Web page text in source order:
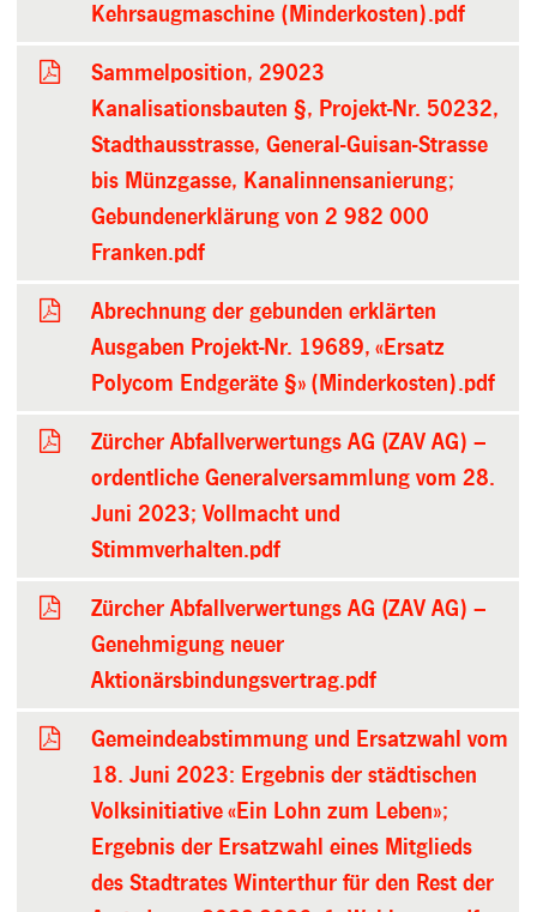
Kehrsaugmaschine (Minderkosten).pdf
Sammelposition, 29023
Kanalisationsbauten §, Projekt-Nr. 50232,
Stadthausstrasse, General-Guisan-Strasse
bis Münzgasse, Kanalinnensanierung;
Gebundenerklärung von 2 982 000
Franken.pdf
Abrechnung der gebunden erklärten
Ausgaben Projekt-Nr. 19689, «Ersatz
Polycom Endgeräte §» (Minderkosten).pdf
Zürcher Abfallverwertungs AG (ZAV AG) –
ordentliche Generalversammlung vom 28.
Juni 2023; Vollmacht und
Stimmverhalten.pdf
Zürcher Abfallverwertungs AG (ZAV AG) –
Genehmigung neuer
Aktionärsbindungsvertrag.pdf
Gemeindeabstimmung und Ersatzwahl vom
18. Juni 2023: Ergebnis der städtischen
Volksinitiative «Ein Lohn zum Leben»;
Ergebnis der Ersatzwahl eines Mitglieds
des Stadtrates Winterthur für den Rest der